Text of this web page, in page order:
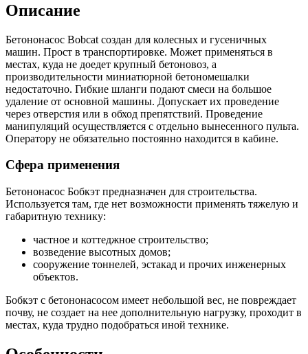
Описание
Бетононасос Bobcat создан для колесных и гусеничных
машин. Прост в транспортировке. Может применяться в
местах, куда не доедет крупный бетоновоз, а
производительности миниатюрной бетономешалки
недостаточно. Гибкие шланги подают смеси на большое
удаление от основной машины. Допускает их проведение
через отверстия или в обход препятствий. Проведение
манипуляций осуществляется с отдельно вынесенного пульта.
Оператору не обязательно постоянно находится в кабине.
Сфера применения
Бетононасос Бобкэт предназначен для строительства.
Используется там, где нет возможности применять тяжелую и
габаритную технику:
частное и коттеджное строительство;
возведение высотных домов;
сооружение тоннелей, эстакад и прочих инженерных
объектов.
Бобкэт с бетононасосом имеет небольшой вес, не повреждает
почву, не создает на нее дополнительную нагрузку, проходит в
местах, куда трудно подобраться иной технике.